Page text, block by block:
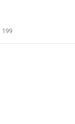
199